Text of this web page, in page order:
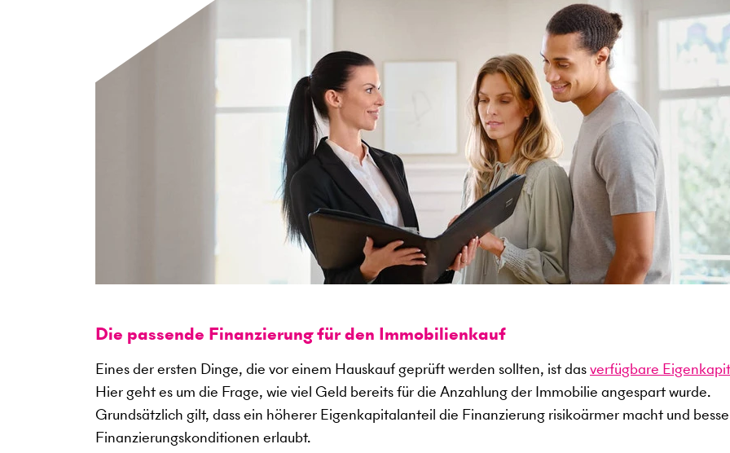
Die passende Finanzierung für den Immobilienkauf
Eines der ersten Dinge, die vor einem Hauskauf geprüft werden sollten, ist dasverfügbare
Hier geht es um die Frage, wie viel Geld bereits für die Anzahlung der Immobilie angespart wurde.
Grundsätzlich gilt, dass ein höherer Eigenkapitalanteil die Finanzierung risikoärmer macht und
Finanzierungskonditionen erlaubt.